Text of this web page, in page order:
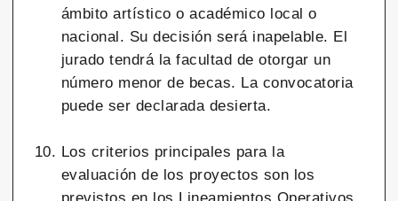
ámbito artístico o académico local o
nacional. Su decisión será inapelable. El
jurado tendrá la facultad de otorgar un
número menor de becas. La convocatoria
puede ser declarada desierta.
Los criterios principales para la
evaluación de los proyectos son los